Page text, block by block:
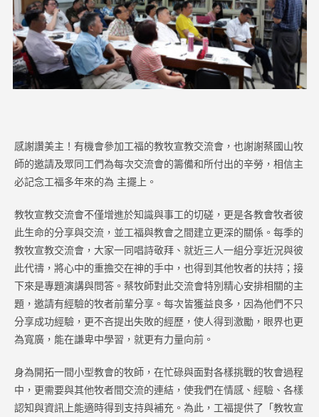
感謝讚美主！有機會參加工福的教牧宣教交流會，也謝謝蔡國山牧
師的邀請及眾同工們為每次交流會的籌備和所付出的辛勞，相信主
必記念工福多年來的為 主擺上。
教牧宣教交流會不僅增進於知識與事工的切磋，更是各教會牧者彼
此生命的分享與交流，並工福與教會之間建立更深的關係。每季的
教牧宣教交流會，大家一同唱詩敬拜、就近三人一組分享近況與彼
此代禱，將心中的重擔交在神的手中，也得到其他牧者的扶持；接
下來是專題演講與問答。蔡牧師對此交流會特別精心安排相關的主
題，邀請有經驗的牧者前輩分享。每次皆獲益良多，因為他們不只
分享成功經驗，更不吝提出失敗的經歷，使人得到激勵，眼界也更
為寬廣，能在謙卑中學習，就更有力量向前。
身為開拓一間小型教會的牧師，在忙碌與面對各樣挑戰的牧會過程
中，更需要與其他牧者間交流的連結，使我們在情感、經驗、各樣
認知與資訊上能適時得到支持與補充。為此，工福提供了「教牧宣